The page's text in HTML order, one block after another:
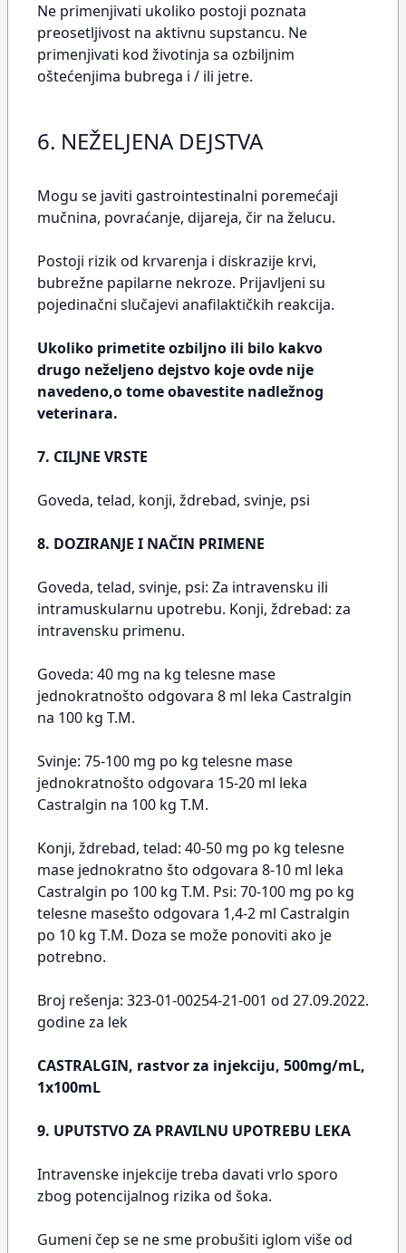
Ne primenjivati ukoliko postoji poznata
preosetljivost na aktivnu supstancu. Ne
primenjivati kod životinja sa ozbiljnim
oštećenjima bubrega i / ili jetre.
6. NEŽELJENA DEJSTVA
Mogu se javiti gastrointestinalni poremećaji
mučnina, povraćanje, dijareja, čir na želucu.
Postoji rizik od krvarenja i diskrazije krvi,
bubrežne papilarne nekroze. Prijavljeni su
pojedinačni slučajevi anafilaktičkih reakcija.
Ukoliko primetite ozbiljno ili bilo kakvo
drugo neželjeno dejstvo koje ovde nije
navedeno,o tome obavestite nadležnog
veterinara.
7. CILJNE VRSTE
Goveda, telad, konji, ždrebad, svinje, psi
8. DOZIRANJE I NAČIN PRIMENE
Goveda, telad, svinje, psi: Za intravensku ili
intramuskularnu upotrebu. Konji, ždrebad: za
intravensku primenu.
Goveda: 40 mg na kg telesne mase
jednokratnošto odgovara 8 ml leka Castralgin
na 100 kg T.M.
Svinje: 75-100 mg po kg telesne mase
jednokratnošto odgovara 15-20 ml leka
Castralgin na 100 kg T.M.
Konji, ždrebad, telad: 40-50 mg po kg telesne
mase jednokratno što odgovara 8-10 ml leka
Castralgin po 100 kg T.M. Psi: 70-100 mg po kg
telesne masešto odgovara 1,4-2 ml Castralgin
po 10 kg T.M. Doza se može ponoviti ako je
potrebno.
Broj rešenja: 323-01-00254-21-001 od 27.09.2022.
godine za lek
CASTRALGIN, rastvor za injekciju, 500mg/mL,
1x100mL
9. UPUTSTVO ZA PRAVILNU UPOTREBU LEKA
Intravenske injekcije treba davati vrlo sporo
zbog potencijalnog rizika od šoka.
Gumeni čep se ne sme probušiti iglom više od